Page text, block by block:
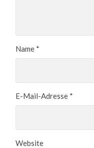
Name *
E-Mail-Adresse *
Website